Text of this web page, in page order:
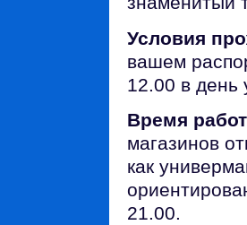
Условия
вашем
12.00 в день
Время
магазинов
как
21.00.